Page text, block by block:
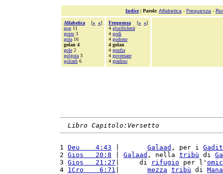
Indice| Parole: Alfabetica - Frequenza -
Alfabetica [« »]
gog 11
goim 3
gola 16
golan 4
gole 2
golgota 3
goliath 6
Frequenza [« »]
4 glorificherà
4 godi
4 godono
4 golan
4 gonfia
4 governare
4 gradino
Libro Capitolo:Versetto
1 Deu    4:43 Galaad , per i
2 Gios   20:8 Galaad , nella tribù di
3 Gios   21:27 |     di rifugio per l'
4 1Cro    6:71 mezza tribù di